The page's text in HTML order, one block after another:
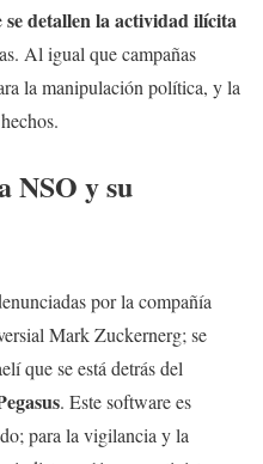
se detallen la actividad ilícita
Al igual que campañas
la manipulación política, y la
NSO y su
por la compañía
Mark Zuckernerg; se
que se está detrás del
. Este software es
para la vigilancia y la